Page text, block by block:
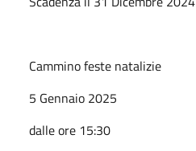
Cammino feste natalizie
5 Gennaio 2025
dalle ore 15:30